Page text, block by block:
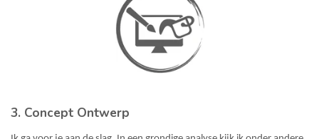
3. Concept Ontwerp